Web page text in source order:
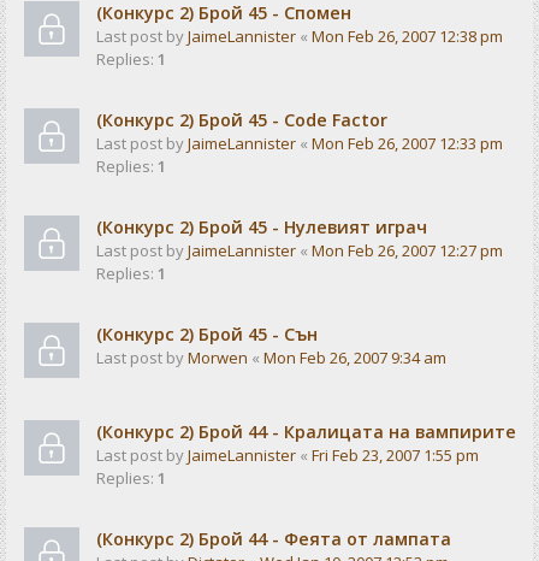
(Конкурс 2) Брой 45 - Спомен
Last post byJaimeLannister « Mon Feb 26, 2007 12:38 pm
Replies: 1
(Конкурс 2) Брой 45 - Code Factor
Last post byJaimeLannister « Mon Feb 26, 2007 12:33 pm
Replies: 1
(Конкурс 2) Брой 45 - Нулевият играч
Last post byJaimeLannister « Mon Feb 26, 2007 12:27 pm
Replies: 1
(Конкурс 2) Брой 45 - Сън
Last post byMorwen « Mon Feb 26, 2007 9:34 am
(Конкурс 2) Брой 44 - Кралицата на вампирите
Last post byJaimeLannister « Fri Feb 23, 2007 1:55 pm
Replies: 1
(Конкурс 2) Брой 44 - Феята от лампата